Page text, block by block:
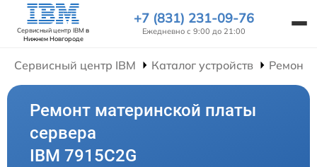
Сервисный центр IBM в
Нижнем Новгороде
+7 (831) 231-09-76
Ежедневно с 9:00 до 21:00
Сервисный центр IBM Каталог устройств Ремонт
Ремонт материнской платы
сервера
IBM 7915C2G